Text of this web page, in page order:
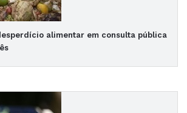
alimentar em consulta pública